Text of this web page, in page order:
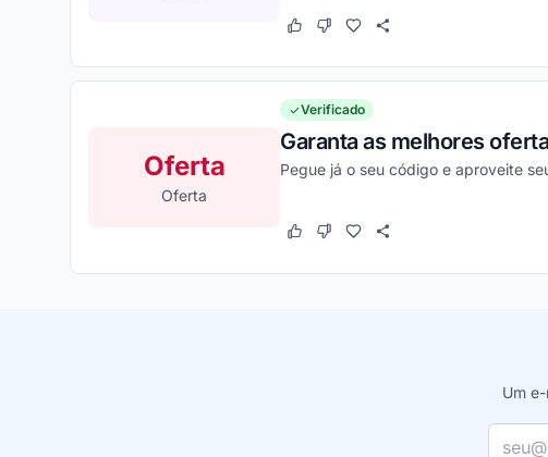
Este cupom funcionou
Este cupom não funcionou
Oferta
Oferta
Verificado
Garanta as melhores
Pegue já o seu código e aproveite
Este cupom funcionou
Este cupom não funcionou
Um
Seu e-